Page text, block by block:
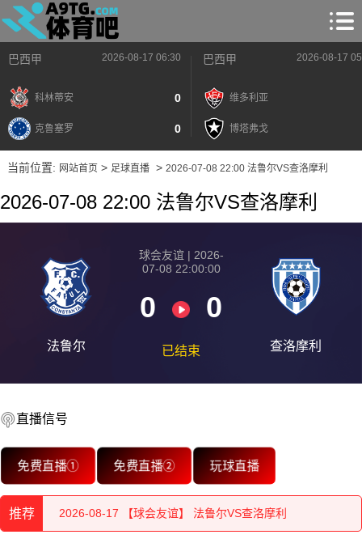
巴西甲 2026-08-17 06:30
科林蒂安 0
克鲁塞罗 0
巴西甲 2026-08-17
维多利亚
博塔弗戈
当前位置: 网站首页> 足球直播> 2026-07-08 22:00 法鲁尔VS查洛摩利
2026-07-08 22:00 法鲁尔VS查洛摩利
法鲁尔
球会友谊 | 2026-
07-08 22:00:00
0 0
已结束 查洛摩利
直播信号
免费直播① 免费直播② 玩球直播
推荐
2026-08-17 【球会友谊】 法鲁尔VS查洛摩利
2026-08-17 【球会友谊】 法鲁尔VS查洛摩利